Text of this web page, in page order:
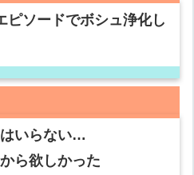
ピソードでボシュ浄化し
いらない…
ら欲しかった